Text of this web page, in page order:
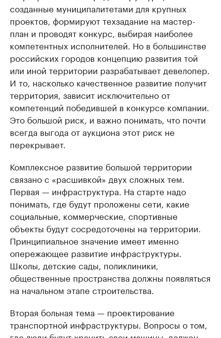
созданные муниципалитетами для крупных
проектов, формируют техзадание на мастер-
план и проводят конкурс, выбирая наиболее
компетентных исполнителей. Но в большинстве
российских городов концепцию развития той
или иной территории разрабатывает девелопер.
И то, насколько качественное развитие получит
территория, зависит исключительно от
компетенций победившей в конкурсе компании.
Это большой риск, и важно понимать, что почти
всегда выгода от аукциона этот риск не
перекрывает.
Комплексное развитие большой территории
связано с «расшивкой» двух сложных тем.
Первая — инфраструктура. На старте надо
понимать, где будут проложены сети, какие
социальные, коммерческие, спортивные
объекты будут сосредоточены на территории.
Принципиальное значение имеет именно
опережающее развитие инфраструктуры.
Школы, детские сады, поликлиники,
общественные пространства должны появляться
на начальном этапе строительства.
Вторая больная тема — проектирование
транспортной инфраструктуры. Вопросы о том,